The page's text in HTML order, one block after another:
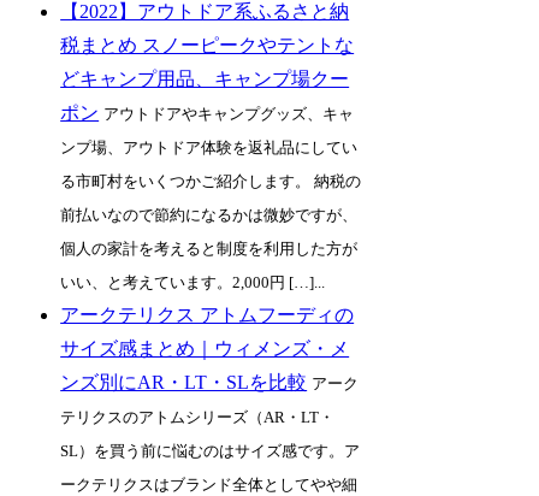
【2022】アウトドア系ふるさと納
税まとめ スノーピークやテントな
どキャンプ用品、キャンプ場クー
ポン アウトドアやキャンプグッズ、キャ
ンプ場、アウトドア体験を返礼品にしてい
る市町村をいくつかご紹介します。 納税の
前払いなので節約になるかは微妙ですが、
個人の家計を考えると制度を利用した方が
いい、と考えています。2,000円 […]...
アークテリクス アトムフーディの
サイズ感まとめ｜ウィメンズ・メ
ンズ別にAR・LT・SLを比較 アーク
テリクスのアトムシリーズ（AR・LT・
SL）を買う前に悩むのはサイズ感です。ア
ークテリクスはブランド全体としてやや細